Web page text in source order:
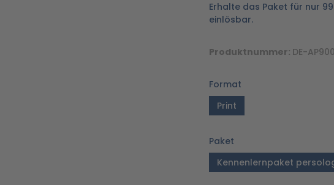
Erhalte das Paket für nur
einlösbar.
Produktnummer: DE-
Format
Print
Paket
Kennenlernpaket